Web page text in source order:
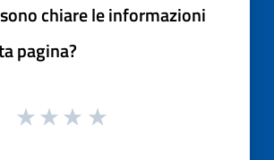
chiare le informazioni
pagina?